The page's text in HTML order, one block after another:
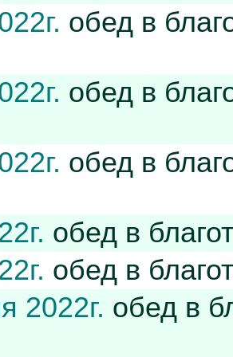
обед в
обед в
обед в
обед в
обед в
2022г. обед в